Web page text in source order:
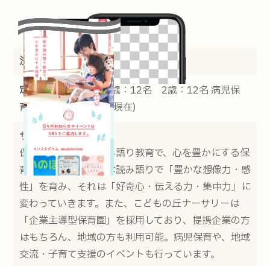
法人名：
社会福祉法人 小浜会
定員：0歳：12名 1歳：12名 2歳：12名 病児保
育：3名 (2023.06.06現在)
サイトの説明：
保育方針は「絵本読み語り教育で、心を豊かにする保
育」。０歳からの絵本読み語りで「豊かな想像力・感
性」を育み、それは「好奇心・伝える力・集中力」に
変わっていきます。また、こどもの丘ナーサリーは
「企業主導型保育園」を採用しており、提携企業の方
はもちろん、地域の方も利用可能。病児保育や、地域
交流・子育て支援のイベントも行っています。